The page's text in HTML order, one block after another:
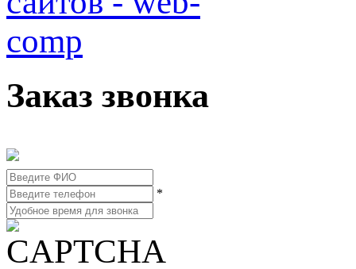
Заказ звонка
*